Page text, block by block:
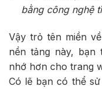
bằng công nghệ
Vậy trỏ tên miền
nền tảng này,
nhớ hơn cho trang
Có lẽ bạn có thể